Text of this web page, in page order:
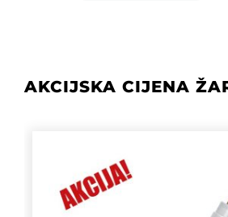
AKCIJSKA CIJENA